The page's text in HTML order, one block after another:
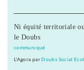
Ni équité territoriale
le Doubs
communiqué
L'Agora parDoubs Social